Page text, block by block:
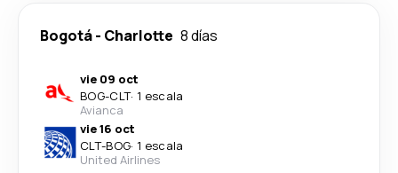
Bogotá- Charlotte 8 días
vie 09 oct
BOG-CLT· 1 escala
Avianca
vie 16 oct
CLT-BOG· 1 escala
United Airlines